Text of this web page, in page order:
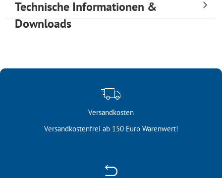
Technische Informationen &
Downloads
Versandkosten
Versandkostenfrei ab 150 Euro Warenwert!